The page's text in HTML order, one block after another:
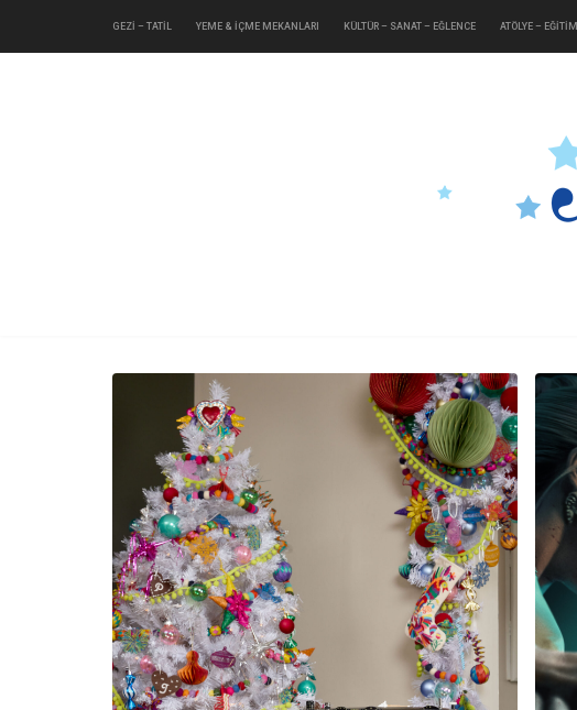
GEZİ – TATİL YEME & İÇME MEKANLARI KÜLTÜR – SANAT – EĞLENCE ATÖLYE – EĞİTİM